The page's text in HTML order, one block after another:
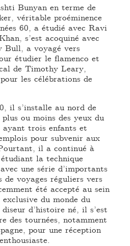
Bunyan en terme de
véritable proéminence
60, a étudié avec Ravi
s’est acoquiné avec
Bull, a voyagé vers
étudier le flamenco et
de Timothy Leary,
les célébrations de
il s’installe au nord de
ou moins des yeux du
ayant trois enfants et
pour subvenir aux
il a continué à
la technique
une série d’importants
voyages réguliers vers
été accepté au sein
du monde du
d’histoire né, il s’est
des tournées, notamment
pour une réception